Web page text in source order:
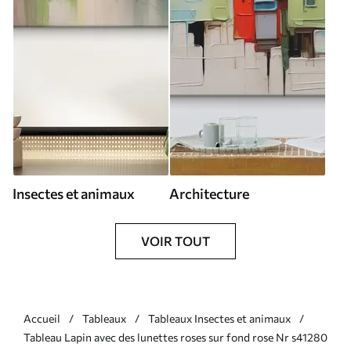
Insectes et animaux Architecture
VOIR TOUT
Accueil Tableaux
Tableaux Insectes et animaux
Tableau Lapin avec des lunettes roses sur fond rose Nr s41280